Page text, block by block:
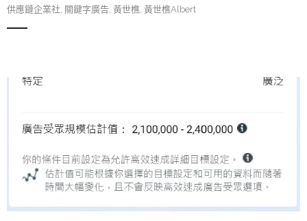
供應鏈企業社, 關鍵字廣告, 黃世樵, 黃世樵Albert